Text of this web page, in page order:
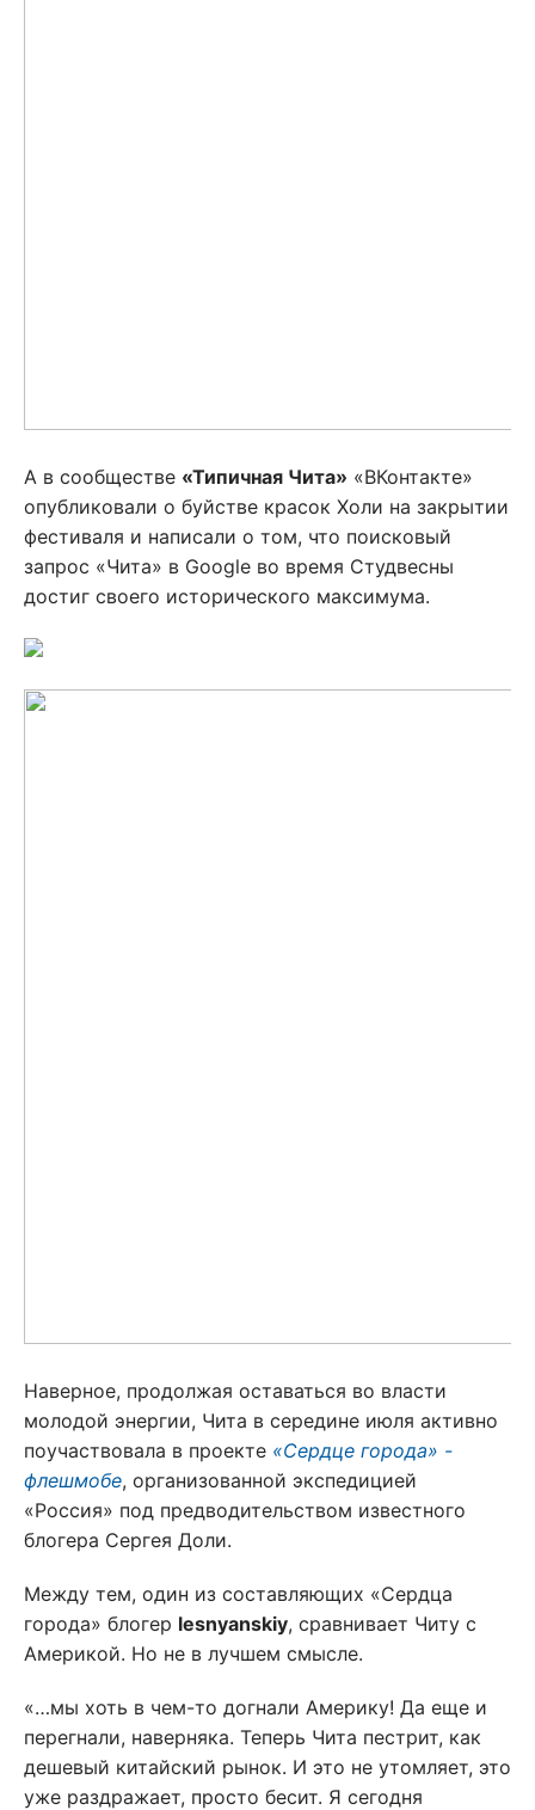
А в сообществе «Типичная Чита» «ВКонтакте»
опубликовали о буйстве красок Холи на закрытии
фестиваля и написали о том, что поисковый
запрос «Чита» в Google во время Студвесны
достиг своего исторического максимума.
Наверное, продолжая оставаться во власти
молодой энергии, Чита в середине июля активно
поучаствовала в проекте «Сердце города» -
флешмобе, организованной экспедицией
«Россия» под предводительством известного
блогера Сергея Доли.
Между тем, один из составляющих «Сердца
города» блогер lesnyanskiy, сравнивает Читу с
Америкой. Но не в лучшем смысле.
«…мы хоть в чем-то догнали Америку! Да еще и
перегнали, наверняка. Теперь Чита пестрит, как
дешевый китайский рынок. И это не утомляет, это
уже раздражает, просто бесит. Я сегодня